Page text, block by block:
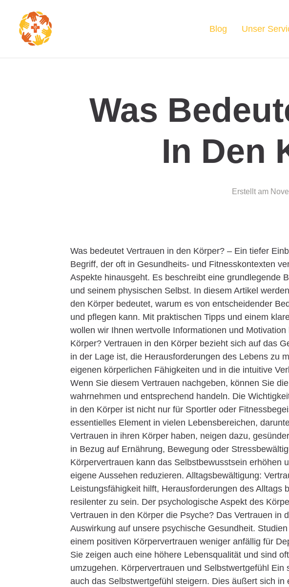
Blog Unser
Was
In Den
Erstellt am
Was bedeutet Vertrauen in den Körper? – Ein tiefer
Begriff, der oft in Gesundheits- und Fitnesskontexten
Aspekte hinausgeht. Es beschreibt eine grundlegende
und seinem physischen Selbst. In diesem Artikel
den Körper bedeutet, warum es von entscheidender
und pflegen kann. Mit praktischen Tipps und einem
wollen wir Ihnen wertvolle Informationen und
Körper? Vertrauen in den Körper bezieht sich auf das
in der Lage ist, die Herausforderungen des Lebens zu
eigenen körperlichen Fähigkeiten und in die intuitive
Wenn Sie diesem Vertrauen nachgeben, können Sie
wahrnehmen und entsprechend handeln. Die
in den Körper ist nicht nur für Sportler oder
essentielles Element in vielen Lebensbereichen,
Vertrauen in ihren Körper haben, neigen dazu,
in Bezug auf Ernährung, Bewegung oder
Körpervertrauen kann das Selbstbewusstsein erhöhen
eigene Aussehen reduzieren. Alltagsbewältigung:
Leistungsfähigkeit hilft, Herausforderungen des Alltags
resilenter zu sein. Der psychologische Aspekt des
Vertrauen in den Körper die Psyche? Das Vertrauen in
Auswirkung auf unsere psychische Gesundheit.
einem positiven Körpervertrauen weniger anfällig für
Sie zeigen auch eine höhere Lebensqualität und sind
umzugehen. Körpervertrauen und Selbstwertgefühl Ein
auch das Selbstwertgefühl steigern. Dies äußert sich